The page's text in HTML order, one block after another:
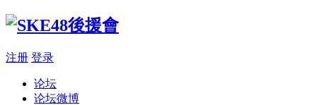
注册 登录
论坛
论坛微博